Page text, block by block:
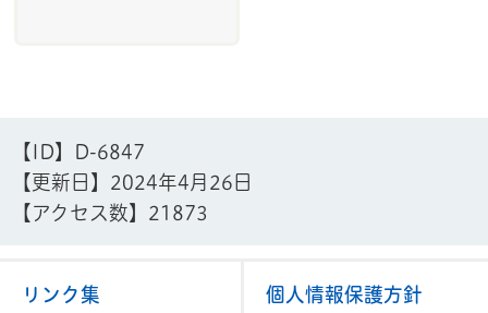
2026年3月23日
ひとり暮らし高齢者等配食サービス
介護予防ケアマネジメントに関する各種様
【ID】
D-6847
【更新日】 2024年4月26日
【アクセス数】 21873
リンク集 個人情報保護方針